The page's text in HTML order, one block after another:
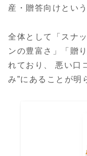
産・贈答向けとい
全体として「スナ
ンの豊富さ」「贈
れており、 悪い口
み”にあることが明